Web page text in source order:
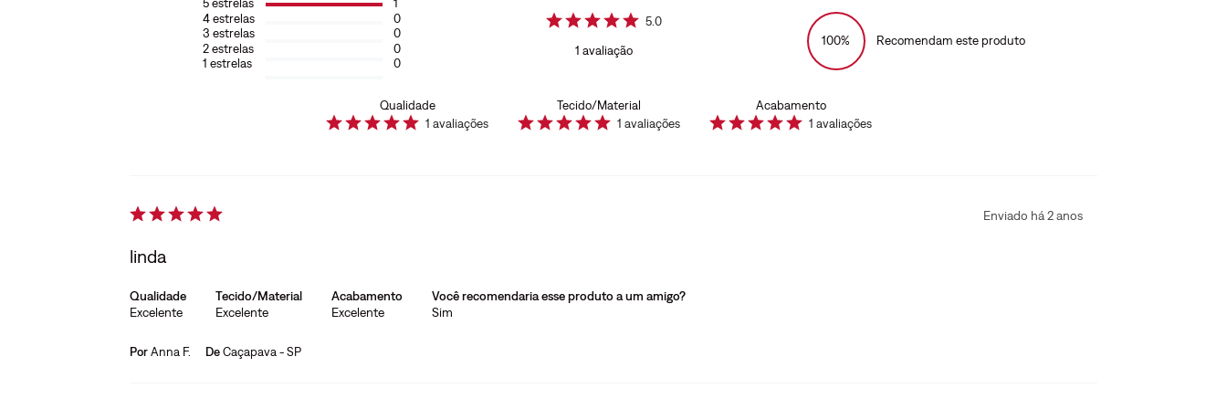
5estrelas
4estrelas
3 estrelas
2estrelas
1 estrelas
1
0
0
0
0
5.0
1 avaliação
100% Recomendam este produto
Qualidade
1 avaliações
Tecido/Material
1 avaliações
Acabamento
1 avaliações
Enviado há2 anos
linda
Qualidade
Excelente
Tecido/Material
Excelente
Acabamento
Excelente
Você recomendaria esse produto a um amigo?
Sim
PorAnna F. DeCaçapava - SP